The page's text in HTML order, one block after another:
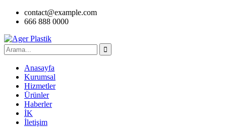
contact@example.com
666 888 0000
Anasayfa
Kurumsal
Hizmetler
Ürünler
Haberler
İK
İletişim